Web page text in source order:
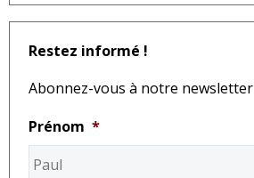
Restez informé !
Abonnez-vous à notre newsletter
Prénom *